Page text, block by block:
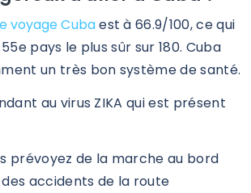
voyage Cubaest à 66.9/100, ce qui
pays le plus sûr sur 180. Cuba
un très bon système de santé.
au virus ZIKA qui est présent
prévoyez de la marche au bord
des accidents de la route